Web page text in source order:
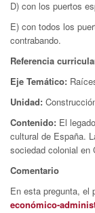
D) con los puertos
E) con todos los
contrabando.
Referencia
Eje Temático:
Unidad:
Contenido: El
cultural de España.
sociedad colonial en
Comentario
En esta pregunta, el
económico-